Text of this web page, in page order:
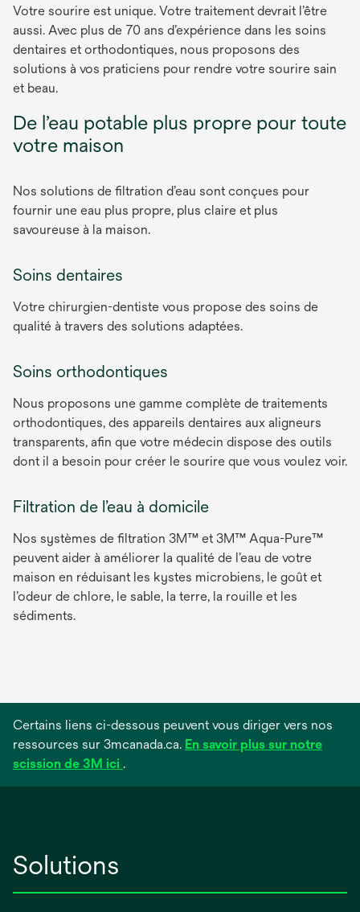
Votre sourire est unique. Votre traitement devrait l’être
aussi. Avec plus de 70 ans d’expérience dans les soins
dentaires et orthodontiques, nous proposons des
solutions à vos praticiens pour rendre votre sourire sain
et beau.
De l’eau potable plus propre pour toute
votre maison
Nos solutions de filtration d’eau sont conçues pour
fournir une eau plus propre, plus claire et plus
savoureuse à la maison.
Soins dentaires
Votre chirurgien-dentiste vous propose des soins de
qualité à travers des solutions adaptées.
Soins orthodontiques
Nous proposons une gamme complète de traitements
orthodontiques, des appareils dentaires aux aligneurs
transparents, afin que votre médecin dispose des outils
dont il a besoin pour créer le sourire que vous voulez voir.
Filtration de l’eau à domicile
Nos systèmes de filtration 3M™ et 3M™ Aqua-Pure™
peuvent aider à améliorer la qualité de l’eau de votre
maison en réduisant les kystes microbiens, le goût et
l’odeur de chlore, le sable, la terre, la rouille et les
sédiments.
Certains liens ci-dessous peuvent vous diriger vers nos
ressources sur 3mcanada.ca. En savoir plus sur notre
scission de 3M ici .
Solutions